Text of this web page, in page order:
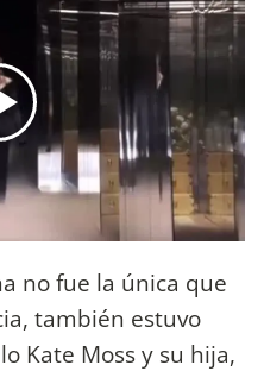
no fue la única que
también estuvo
Kate Moss y su hija,